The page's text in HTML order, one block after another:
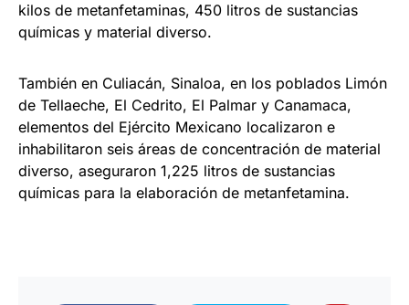
kilos de metanfetaminas, 450 litros de sustancias
químicas y material diverso.
También en Culiacán, Sinaloa, en los poblados Limón
de Tellaeche, El Cedrito, El Palmar y Canamaca,
elementos del Ejército Mexicano localizaron e
inhabilitaron seis áreas de concentración de material
diverso, aseguraron 1,225 litros de sustancias
químicas para la elaboración de metanfetamina.